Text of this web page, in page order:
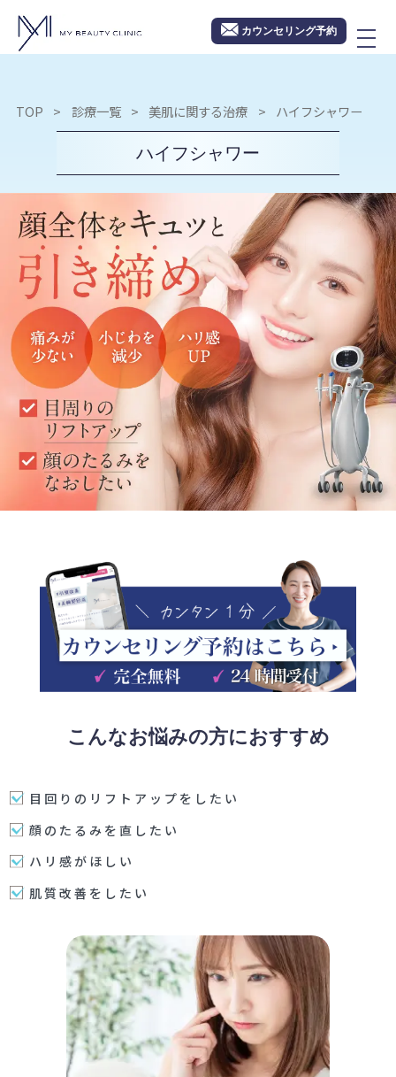
カウンセリング予約
TOP 診療一覧 美肌に関する治療 ハイフシャワー
ハイフシャワー
こんなお悩みの方におすすめ
目回りのリフトアップをしたい
顔のたるみを直したい
ハリ感がほしい
肌質改善をしたい